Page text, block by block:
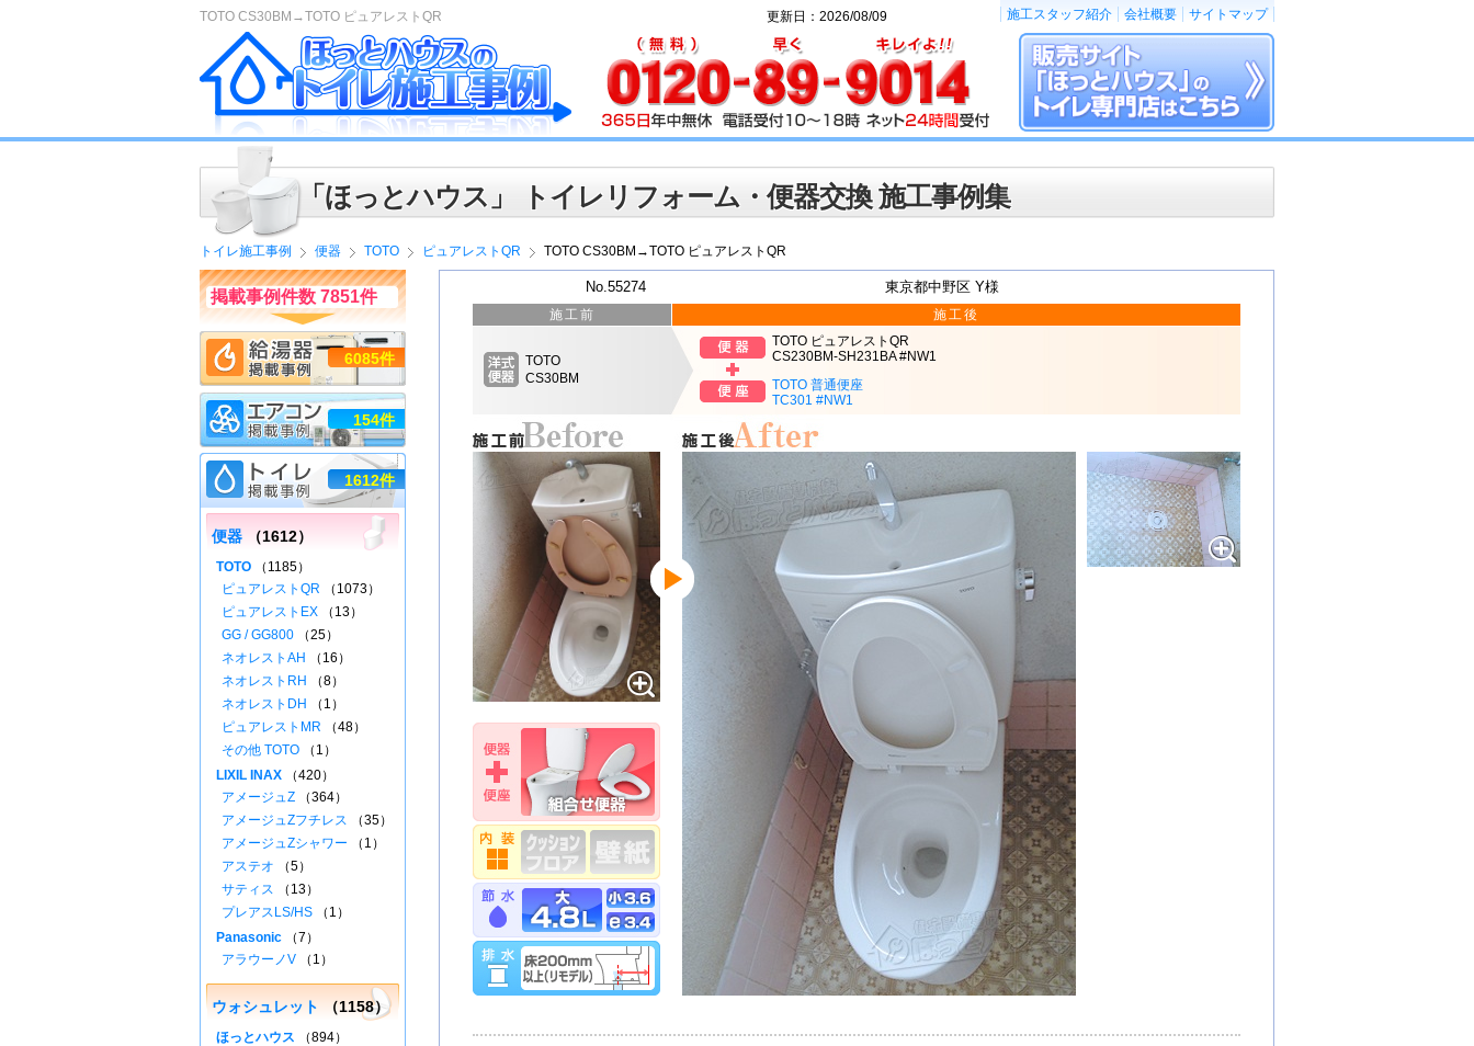
TOTO CS30BM→TOTO ピュアレストQR
「ほっとハウス」 トイレリフォーム・便器交換 施工事例集
トイレ施工事例 便器 TOTO ピュアレストQR TOTO CS30BM→TOTO ピュアレストQR
No.55274 東京都中野区 Y様
施工前
TOTO
CS30BM
施工後
TOTO ピュアレストQR
CS230BM-SH231BA #NW1
TOTO 普通便座
TC301 #NW1
掲載事例件数 7851件
6085件
154件
1612件
便器 （1612）
TOTO （1185）
ピュアレストQR （1073）
ピュアレストEX （13）
GG / GG800 （25）
ネオレストAH
（16）
ネオレストRH
（8）
ネオレストDH
（1）
ピュアレストMR （48）
その他 TOTO （1）
LIXIL INAX （420）
アメージュZ （364）
アメージュZフチレス （35）
アメージュZシャワー （1）
アステオ （5）
サティス （13）
プレアスLS/HS （1）
Panasonic （7）
アラウーノV （1）
ウォシュレット （1158）
ほっとハウス （894）
更新日：2026/08/09 施工スタッフ紹介 会社概要 サイトマップ